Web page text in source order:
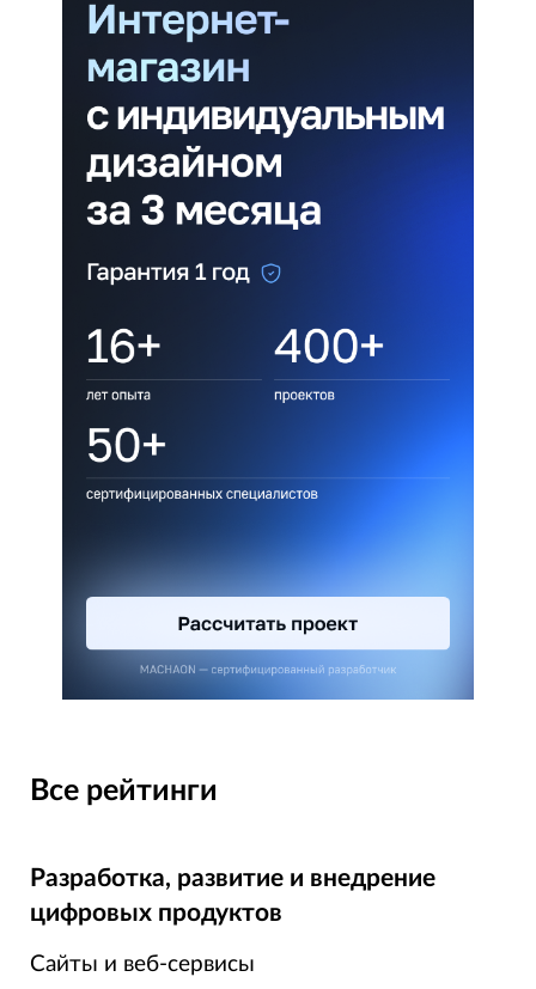
Все рейтинги
Разработка, развитие и внедрение
цифровых продуктов
Сайты и веб-сервисы